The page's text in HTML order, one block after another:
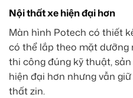
Nội thất xe hiện đại hơn
Màn hình Potech có thiết
có thể lắp theo mặt dưỡng
thi công đúng kỹ thuật,
hiện đại hơn nhưng vẫn
thất zin.